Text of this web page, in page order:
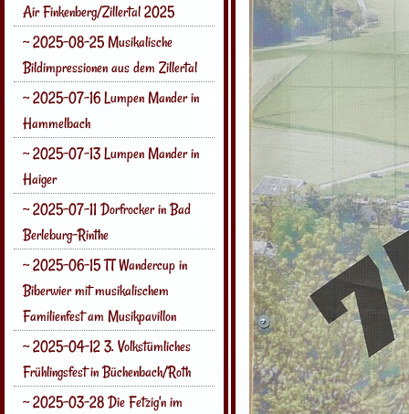
Air Finkenberg/Zillertal 2025
~ 2025-08-25 Musikalische
Bildimpressionen aus dem Zillertal
~ 2025-07-16 Lumpen Mander in
Hammelbach
~ 2025-07-13 Lumpen Mander in
Haiger
~ 2025-07-11 Dorfrocker in Bad
Berleburg-Rinthe
~ 2025-06-15 TT Wandercup in
Biberwier mit musikalischem
Familienfest am Musikpavillon
~ 2025-04-12 3. Volkstümliches
Frühlingsfest in Büchenbach/Roth
~ 2025-03-28 Die Fetzig'n im